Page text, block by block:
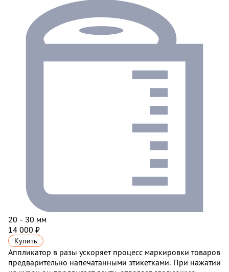
20 - 30 мм
14 000 ₽
Купить
Аппликатор в разы ускоряет процесс маркировки товаров
предварительно напечатанными этикетками. При нажатии